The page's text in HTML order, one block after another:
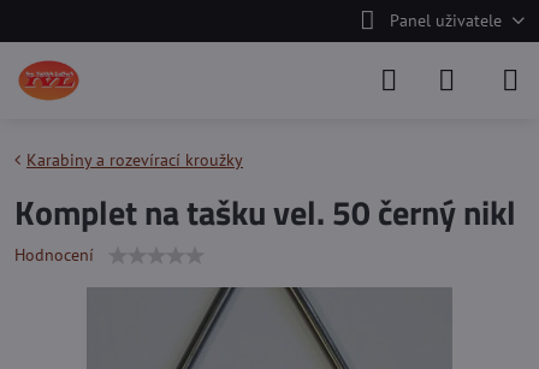
Panel uživatele
Karabiny a rozevírací kroužky
Komplet na tašku vel. 50 černý nikl
Hodnocení